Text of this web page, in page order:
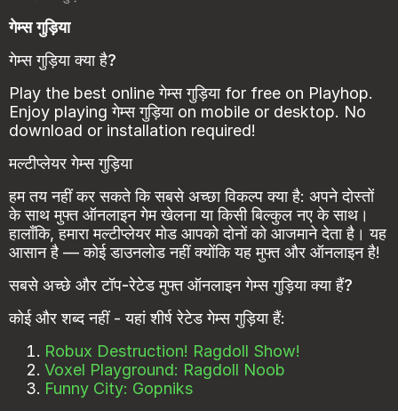
गेम्स गुड़िया
गेम्स गुड़िया क्या है?
Play the best online गेम्स गुड़िया for free on Playhop.
Enjoy playing गेम्स गुड़िया on mobile or desktop. No
download or installation required!
मल्टीप्लेयर गेम्स गुड़िया
हम तय नहीं कर सकते कि सबसे अच्छा विकल्प क्या है: अपने दोस्तों
के साथ मुफ्त ऑनलाइन गेम खेलना या किसी बिल्कुल नए के साथ।
हालाँकि, हमारा मल्टीप्लेयर मोड आपको दोनों को आजमाने देता है। यह
आसान है — कोई डाउनलोड नहीं क्योंकि यह मुफ्त और ऑनलाइन है!
सबसे अच्छे और टॉप-रेटेड मुफ्त ऑनलाइन गेम्स गुड़िया क्या हैं?
कोई और शब्द नहीं - यहां शीर्ष रेटेड गेम्स गुड़िया हैं:
Robux Destruction! Ragdoll Show!
Voxel Playground: Ragdoll Noob
Funny City: Gopniks